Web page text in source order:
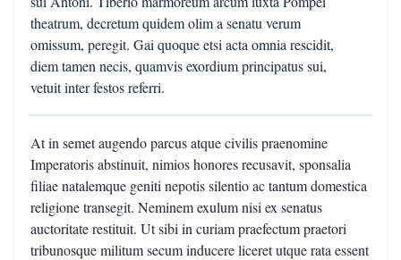
theatrum, decretum quidem olim a senatu verum
omissum, peregit. Gai quoque etsi acta omnia rescidit,
diem tamen necis, quamvis exordium principatus sui,
vetuit inter festos referri.
At in semet augendo parcus atque civilis praenomine
Imperatoris abstinuit, nimios honores recusavit, sponsalia
filiae natalemque geniti nepotis silentio ac tantum domestica
religione transegit. Neminem exulum nisi ex senatus
auctoritate restituit. Ut sibi in curiam praefectum praetori
tribunosque militum secum inducere liceret utque rata essent